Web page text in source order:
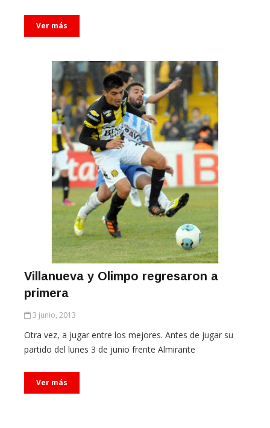
Villanueva y Olimpo regresaron a
primera
Otra vez, a jugar entre los mejores. Antes de jugar su
partido del lunes 3 de junio frente Almirante